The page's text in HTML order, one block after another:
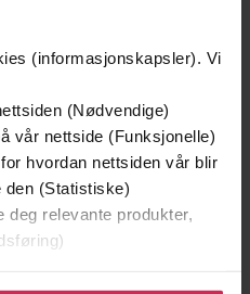
(informasjonskapsler). Vi
(Nødvendige)
vår nettside (Funksjonelle)
hvordan nettsiden vår blir
den (Statistiske)
relevante produkter,